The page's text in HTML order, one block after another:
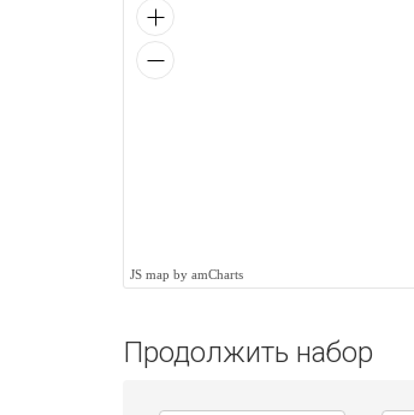
JS map by amCharts
Продолжить набор